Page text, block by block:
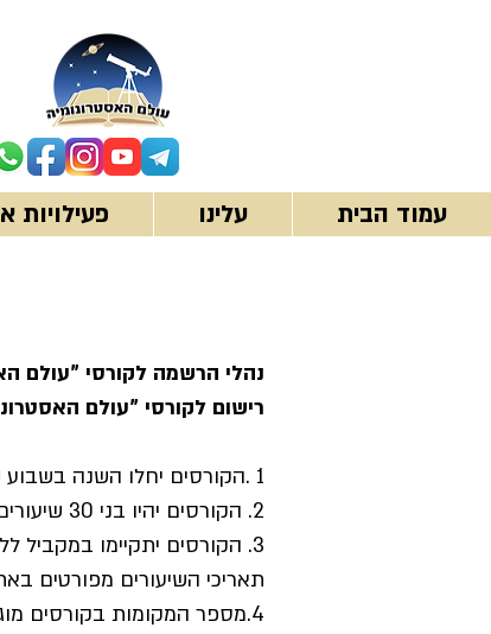
עמוד הבית עלינו פעילויות
נהלי הרשמה לקורסי "עולם
רישום לקורסי "עולם
1 .הקורסים יחלו השנה בשבוע שמתחיל ב-
2. הקורסים יהיו בני 30 שיעורים.
3. הקורסים יתקיימו
תאריכי השיעורים מפורטים
4.מספר המקומות בקורסים מוגבל. ההרשמה על בסיס מקום פנוי, או עפ"י החלטת ההנהלה.